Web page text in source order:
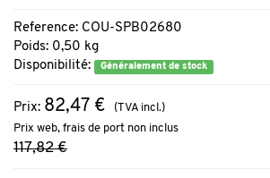
Reference: COU-SPB02680
Poids: 0,50 kg
Disponibilité:
Généralement de stock
Prix: 82,47 €
(TVA incl.)
Prix web, frais de port non inclus
117,82 €